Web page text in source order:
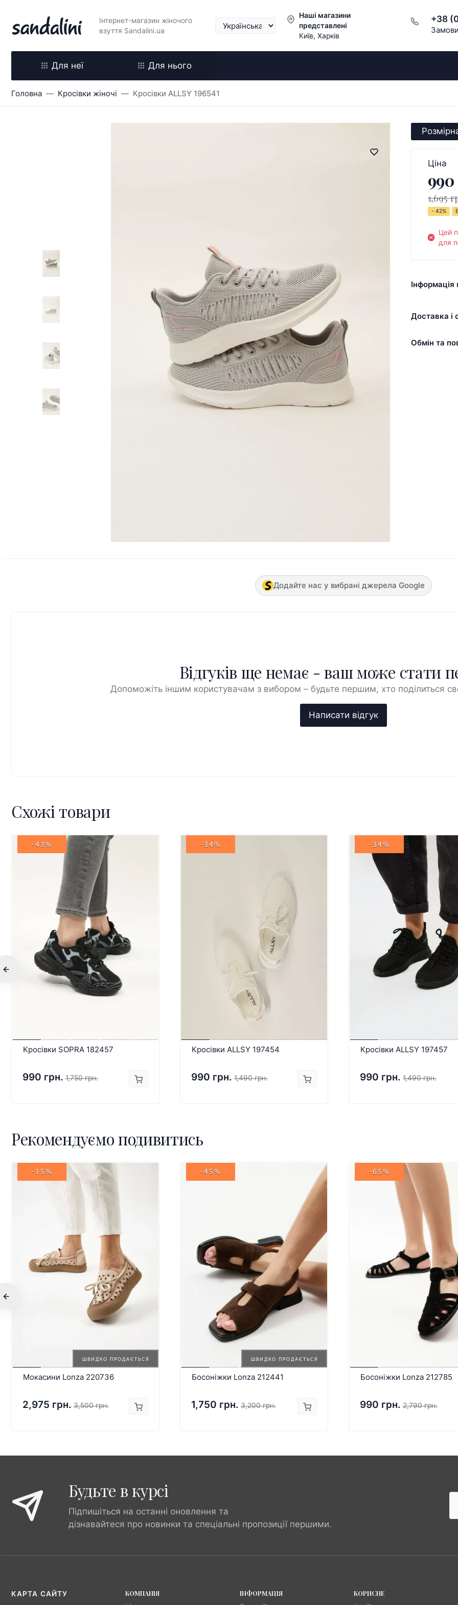
Інтернет-магазин жіночого
взуття Sandalini.ua
Наші магазини
представлені
Київ, Харків
+38
Для неї Для нього
Головна Кросівки жіночі Кросівки ALLSY 196541
Ціна
1,695
- 42%
Цей
для
Інформація
Доставка і
Обмін та
Додайте нас у вибрані джерела Google
Відгуків ще немає - ваш може стати
Допоможіть іншим користувачам з вибором – будьте першим, хто поділиться
Схожі товари
-43%
Кросівки SOPRA 182457
990 грн. 1,750 грн.
-34%
Кросівки ALLSY 197454
990 грн. 1,490 грн.
-34%
Кросівки ALLSY 197457
990 грн. 1,490 грн.
Рекомендуємо подивитись
ШВИДКО ПРОДАЄТЬСЯ
-15%
Мокасини Lonza 220736
2,975 грн. 3,500 грн.
ШВИДКО ПРОДАЄТЬСЯ
-45%
Босоніжки Lonza 212441
1,750 грн. 3,200 грн.
-65%
Босоніжки Lonza 212785
990 грн. 2,790 грн.
Будьте в курсі
Підпишіться на останні оновлення та
дізнавайтеся про новинки та спеціальні пропозиції першими.
КАРТА САЙТУ
КОМПАНІЯ
ІНФОРМАЦІЯ
КОРИСНЕ